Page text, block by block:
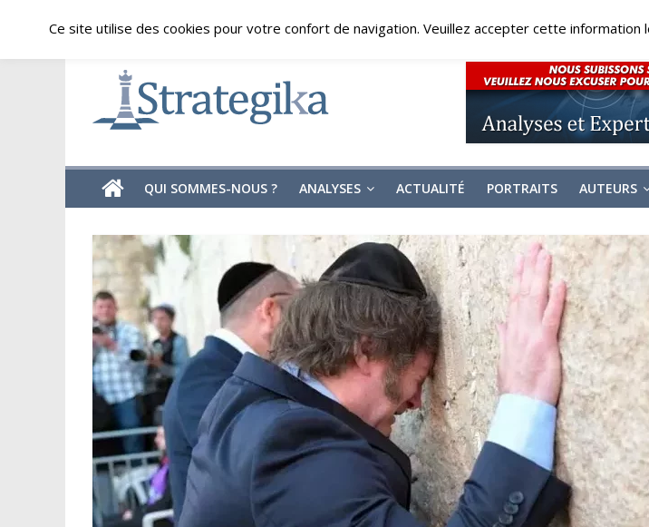
content
samedi, août 8, 2026
Strategika
Expertise
Analyses
géostratégiques
QUI SOMMES-NOUS ? ANALYSES ACTUALITÉ PORTRAITS AUTEURS
Ce site utilise des cookies pour votre confort de navigation. Veuillez accepter cette information